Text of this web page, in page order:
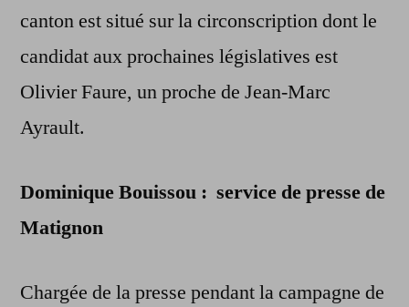
canton est situé sur la circonscription dont le
candidat aux prochaines législatives est
Olivier Faure, un proche de Jean-Marc
Ayrault.
Dominique Bouissou : service de presse de
Matignon
Chargée de la presse pendant la campagne de